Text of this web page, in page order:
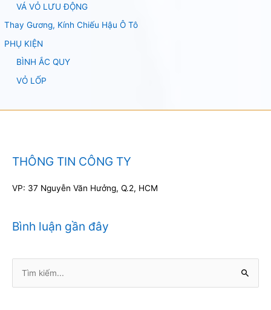
VÁ VỎ LƯU ĐỘNG
Thay Gương, Kính Chiếu Hậu Ô Tô
PHỤ KIỆN
BÌNH ẮC QUY
VỎ LỐP
THÔNG TIN CÔNG TY
VP: 37 Nguyễn Văn Hưởng, Q.2, HCM
Bình luận gần đây
kiếm: